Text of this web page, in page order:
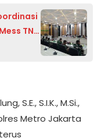
TNI
S.E., S.I.K., M.Si.,
Metro Jakarta